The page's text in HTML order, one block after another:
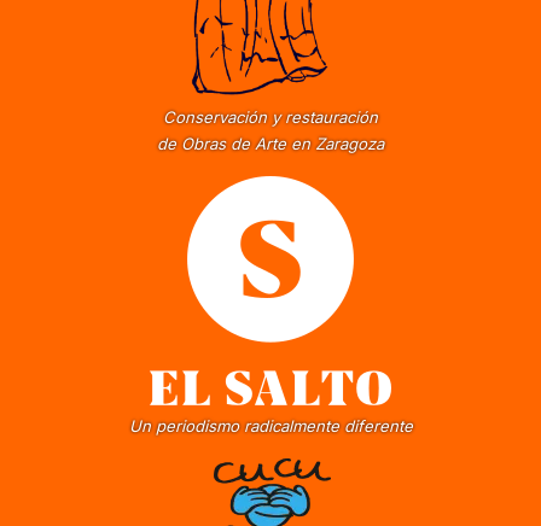
Conservación y restauración
de Obras de Arte en Zaragoza
Un periodismo radicalmente diferente